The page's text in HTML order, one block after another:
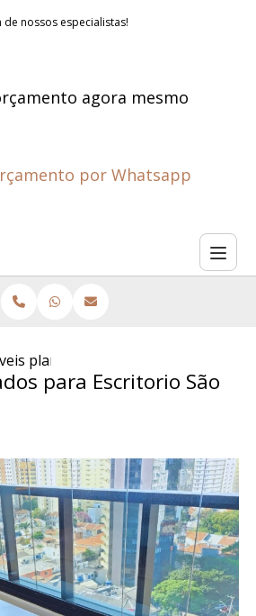
nossos especialistas!
agora mesmo
por Whatsapp
planejados para escritorio sao
para Escritorio São